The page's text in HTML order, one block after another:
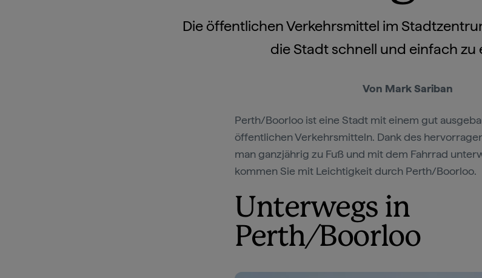
Die öffentlichen Verkehrsmittel im
die Stadt schnell und einfach zu
Von Mark Sariban
Perth/Boorloo ist eine Stadt mit einem gut
öffentlichen Verkehrsmitteln. Dank des
man ganzjährig zu Fuß und mit dem Fahrrad
kommen Sie mit Leichtigkeit durch Perth/Boorloo.
Unterwegs in
Perth/Boorloo